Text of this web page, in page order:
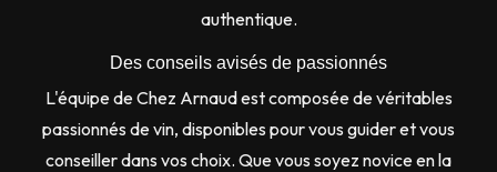
authentique.
Des conseils avisés de passionnés
L'équipe de Chez Arnaud est composée de véritables
passionnés de vin, disponibles pour vous guider et vous
conseiller dans vos choix. Que vous soyez novice en la